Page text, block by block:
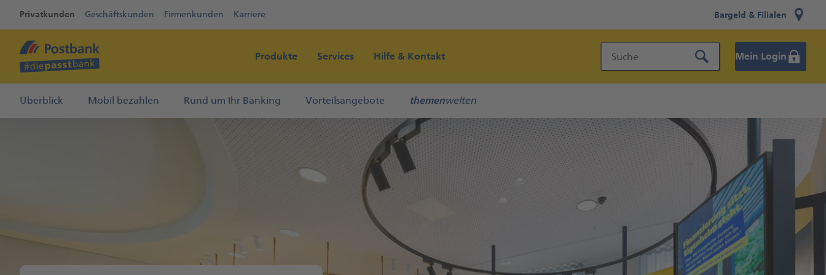
Privatkunden Geschäftskunden Firmenkunden Karriere Bargeld & Filialen
Produkte Services
Überblick Mobil bezahlen Rund um Ihr Banking Vorteilsangebote themenwelten
Hilfe & Kontakt Suche Mein Login